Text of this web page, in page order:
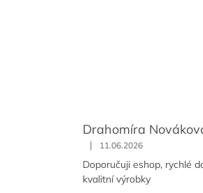
Drahomíra
| 11.06.2026
Doporučuji eshop, rychlé
kvalitní výrobky